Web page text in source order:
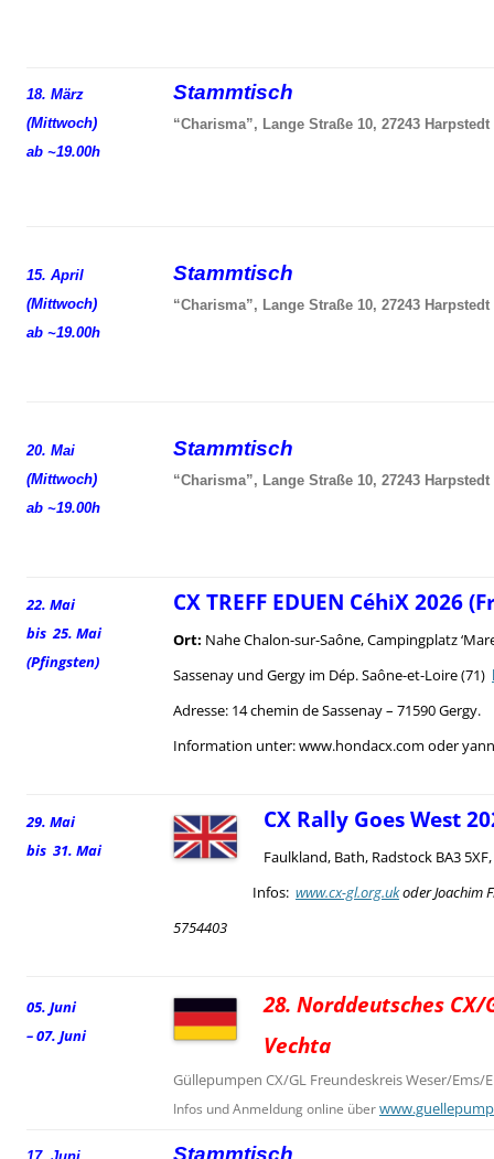
18. März
(Mittwoch)
ab ~19.00h
Stammtisch
“Charisma”, Lange Straße 10, 27243 Harpstedt
15. April
(Mittwoch)
ab ~19.00h
Stammtisch
“Charisma”, Lange Straße 10, 27243 Harpstedt
20. Mai
(Mittwoch)
ab ~19.00h
Stammtisch
“Charisma”, Lange Straße 10, 27243 Harpstedt
22. Mai
bis 25. Mai
(Pfingsten)
CX TREFF EDUEN CéhiX 2026
Ort: Nahe Chalon-sur-Saône, Campingplatz
Sassenay und Gergy im Dép. Saône-et-Loire (71)
Adresse: 14 chemin de Sassenay – 71590 Gergy.
Information unter: www.hondacx.com oder
29. Mai
bis 31. Mai
CX Rally Goes West
Faulkland, Bath, Radstock BA3
Infos: www.cx-gl.org.ukoder Joachim
5754403
05. Juni
– 07. Juni
28. Norddeutsches CX/
Vechta
Güllepumpen CX/GL Freundeskreis Weser/Ems/
Infos und Anmeldung online über
Stammtisch